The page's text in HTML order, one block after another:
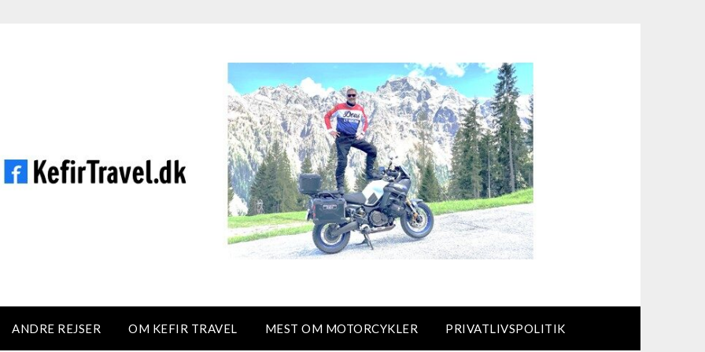
ANDRE REJSER OM KEFIR TRAVEL MEST OM MOTORCYKLER PRIVATLIVSPOLITIK